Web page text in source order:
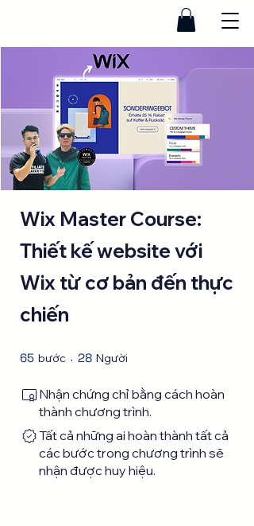
Wix Master Course:
Thiết kế website với
Wix từ cơ bản đến thực
chiến
65 bước 65 bước
28 Người
Nhận chứng chỉ bằng cách hoàn
thành chương trình.
Tất cả những ai hoàn thành tất cả
các bước trong chương trình sẽ
nhận được huy hiệu.